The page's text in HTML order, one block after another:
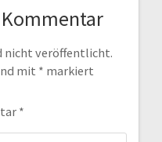
nicht veröffentlicht.
mit * markiert
*